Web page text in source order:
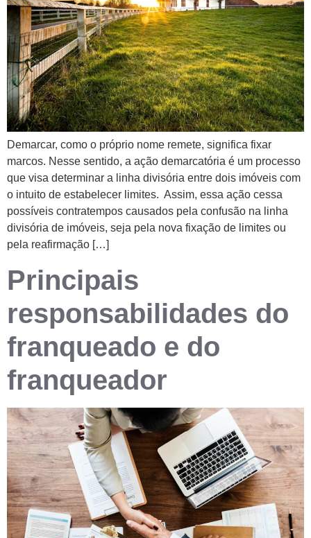
Demarcar, como o próprio nome remete, significa fixar
marcos. Nesse sentido, a ação demarcatória é um processo
que visa determinar a linha divisória entre dois imóveis com
o intuito de estabelecer limites. Assim, essa ação cessa
possíveis contratempos causados pela confusão na linha
divisória de imóveis, seja pela nova fixação de limites ou
pela reafirmação […]
Principais
responsabilidades do
franqueado e do
franqueador